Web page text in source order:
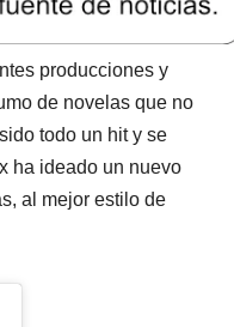
producciones y
de novelas que no
todo un hit y se
ha ideado un nuevo
al mejor estilo de